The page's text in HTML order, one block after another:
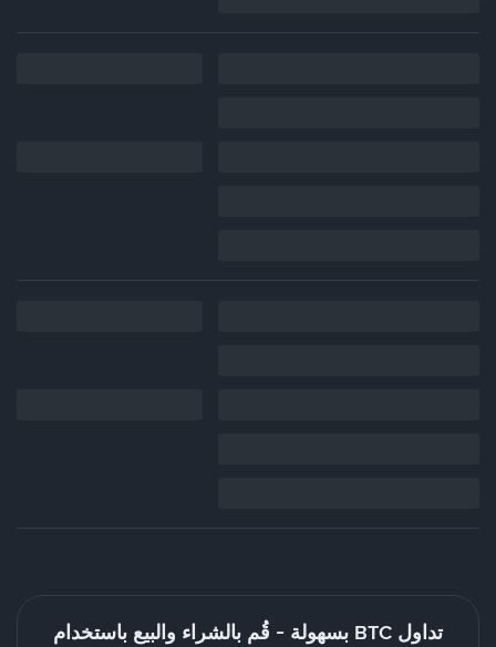
تداول BTC بسهولة - قُم بالشراء والبيع باستخدام